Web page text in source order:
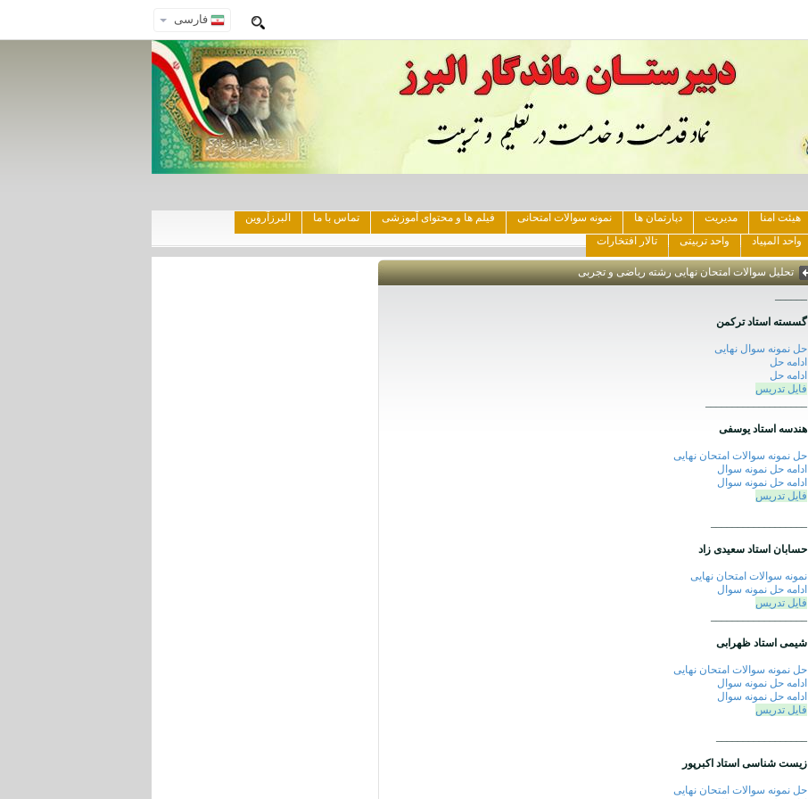
فارسی
هیئت امنا مدیریت دپارتمان ها نمونه سوالات امتحانی فیلم ها و محتوای آموزشی تماس با ما
البرزآروین
واحد المپیاد واحد تربیتی تالار افتخارات
تحلیل سوالات امتحان نهایی رشته ریاضی و تجربی
گسسته استاد ترکمن
حل نمونه سوال نهایی
ادامه حل
ادامه حل
فایل تدریس
هندسه استاد یوسفی
حل نمونه سوالات امتحان نهایی
ادامه حل نمونه سوال
ادامه حل نمونه سوال
فایل تدریس
حسابان استاد سعیدی زاد
نمونه سوالات امتحان نهایی
ادامه حل نمونه سوال
فایل تدریس
شیمی استاد ظهرابی
حل نمونه سوالات امتحان نهایی
ادامه حل نمونه سوال
ادامه حل نمونه سوال
فایل تدریس
زیست شناسی استاد اکبرپور
حل نمونه سوالات امتحان نهایی